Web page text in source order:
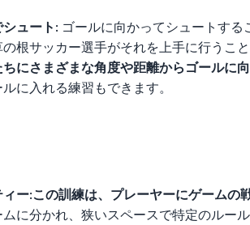
ュート: ゴールに向かってシュートす
の根サッカー選手がそれを上手に行うこ
にさまざまな角度や距離からゴールに
に入れる練習もできます。
ィー:この訓練は、プレーヤーにゲームの
に分かれ、狭いスペースで特定のルー